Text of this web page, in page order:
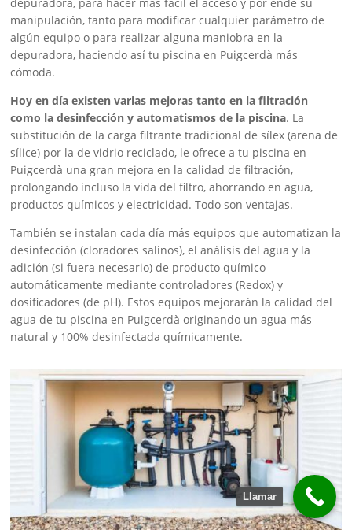
manipulación, tanto para modificar cualquier parámetro de
algún equipo o para realizar alguna maniobra en la
depuradora, haciendo así tu piscina en Puigcerdà más
cómoda.
Hoy en día existen varias mejoras tanto en la filtración
como la desinfección y automatismos de la piscina. La
substitución de la carga filtrante tradicional de sílex (arena de
sílice) por la de vidrio reciclado, le ofrece a tu piscina en
Puigcerdà una gran mejora en la calidad de filtración,
prolongando incluso la vida del filtro, ahorrando en agua,
productos químicos y electricidad. Todo son ventajas.
También se instalan cada día más equipos que automatizan la
desinfección (cloradores salinos), el análisis del agua y la
adición (si fuera necesario) de producto químico
automáticamente mediante controladores (Redox) y
dosificadores (de pH). Estos equipos mejorarán la calidad del
agua de tu piscina en Puigcerdà originando un agua más
natural y 100% desinfectada químicamente.
Llamar